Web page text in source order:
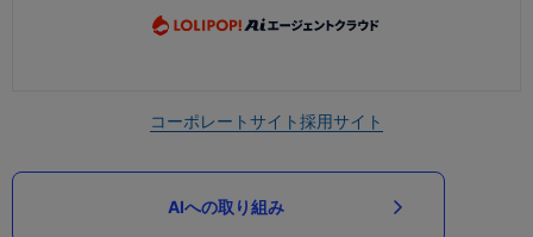
コーポレートサイト採用サイト
AIへの取り組み